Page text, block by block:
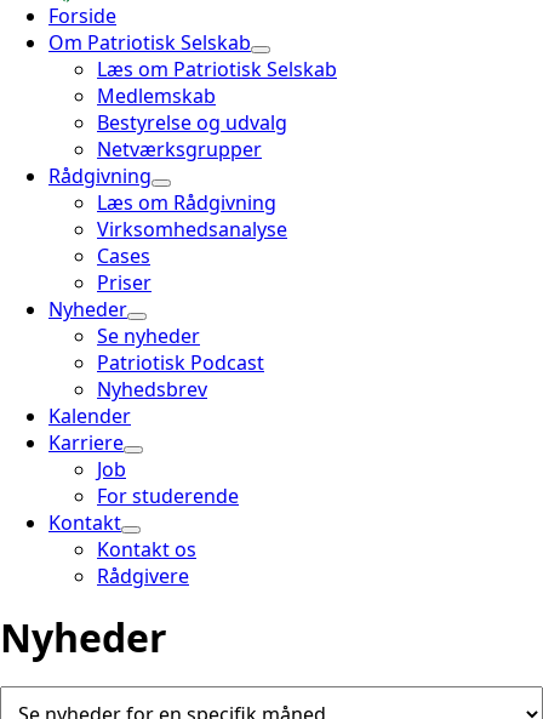
Forside
Om Patriotisk Selskab
Læs om Patriotisk Selskab
Medlemskab
Bestyrelse og udvalg
Netværksgrupper
Rådgivning
Læs om Rådgivning
Virksomhedsanalyse
Cases
Priser
Nyheder
Se nyheder
Patriotisk Podcast
Nyhedsbrev
Kalender
Karriere
Job
For studerende
Kontakt
Kontakt os
Rådgivere
Nyheder